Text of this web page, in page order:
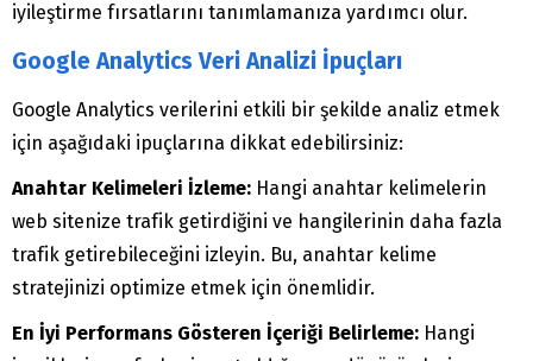
iyileştirme fırsatlarını tanımlamanıza yardımcı olur.
Google Analytics Veri Analizi İpuçları
Google Analytics verilerini etkili bir şekilde analiz etmek
için aşağıdaki ipuçlarına dikkat edebilirsiniz:
Anahtar Kelimeleri İzleme: Hangi anahtar kelimelerin
web sitenize trafik getirdiğini ve hangilerinin daha fazla
trafik getirebileceğini izleyin. Bu, anahtar kelime
stratejinizi optimize etmek için önemlidir.
En İyi Performans Gösteren İçeriği Belirleme: Hangi